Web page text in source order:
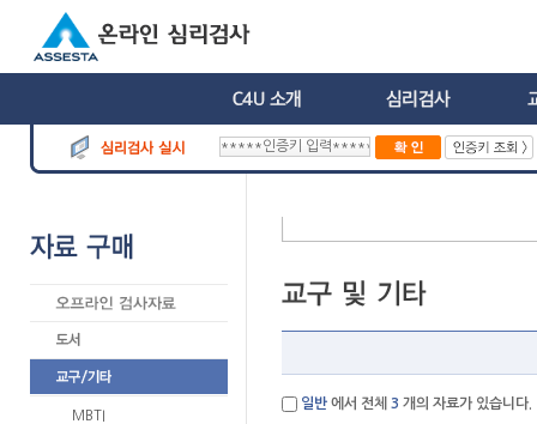
MBTI
일반 에서 전체 3 개의 자료가 있습니다.